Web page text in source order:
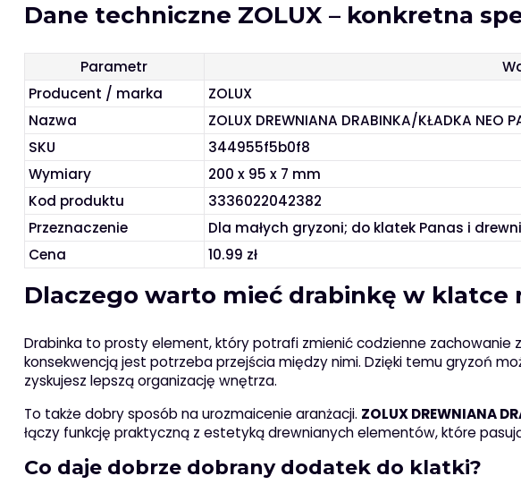
Dane techniczne ZOLUX – konkretna
Parametr
Producent / marka
ZOLUX
Nazwa
ZOLUX DREWNIANA DRABINKA/KŁADKA NEO
SKU
344955f5b0f8
Wymiary
200 x 95 x 7 mm
Kod produktu
3336022042382
Przeznaczenie
Dla małych gryzoni; do klatek Panas i
Cena
10.99 zł
Dlaczego warto mieć drabinkę w klatce
Drabinka to prosty element, który potrafi zmienić codzienne zachowanie
konsekwencją jest potrzeba przejścia między nimi. Dzięki temu gryzoń
zyskujesz lepszą organizację wnętrza.
To także dobry sposób na urozmaicenie aranżacji. ZOLUX DREWNIANA
łączy funkcję praktyczną z estetyką drewnianych elementów, które pasują
Co daje dobrze dobrany dodatek do klatki?